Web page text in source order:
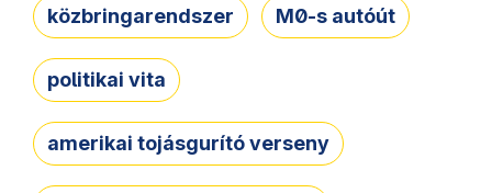
közbringarendszer M0-s autóút
politikai vita
amerikai tojásgurító verseny